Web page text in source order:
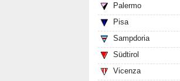
Palermo
Pisa
Sampdoria
Südtirol
Vicenza